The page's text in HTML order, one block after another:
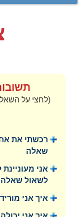
(לחצי על
רכשתי את
שאלה
אני
לשאול שאלה
איך אני